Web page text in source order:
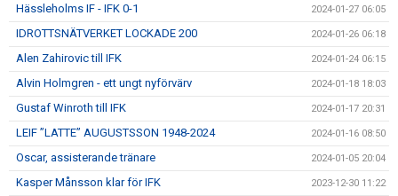
Hässleholms IF - IFK 0-1 2024-01-27 06:05
IDROTTSNÄTVERKET LOCKADE 200 2024-01-26 06:18
Alen Zahirovic till IFK 2024-01-24 06:15
Alvin Holmgren - ett ungt nyförvärv 2024-01-18 18:03
Gustaf Winroth till IFK 2024-01-17 20:31
LEIF ”LATTE” AUGUSTSSON 1948-2024 2024-01-16 08:50
Oscar, assisterande tränare 2024-01-05 20:04
Kasper Månsson klar för IFK 2023-12-30 11:22